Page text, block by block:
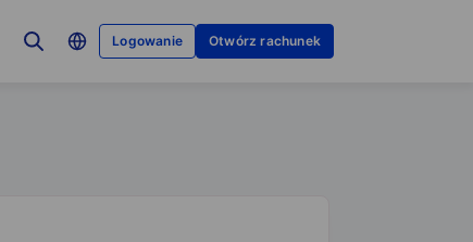
Logowanie Otwórz rachunek